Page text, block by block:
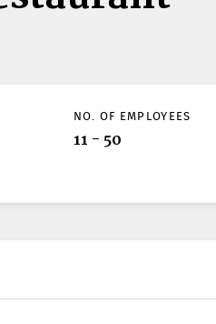
NO. OF EMPLOYEES
11 - 50